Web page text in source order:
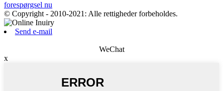
forespørgsel nu
© Copyright - 2010-2021: Alle rettigheder forbeholdes.
Send e-mail
WeChat
x